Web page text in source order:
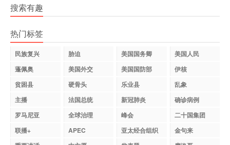
搜索有趣
热门标签
民族复兴 胁迫 美国国务卿
美国人民
蓬佩奥
美国外交 美国国防部
伊核
贫困县
硬骨头 乐业县
乱象
主播
法国总统 新冠肺炎
确诊病例
罗马尼亚
全球治理 峰会
二十国集团
联播+
APEC 亚太经合组织
金句来